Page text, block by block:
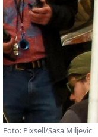
Foto: Pixsell/Sasa Miljevic